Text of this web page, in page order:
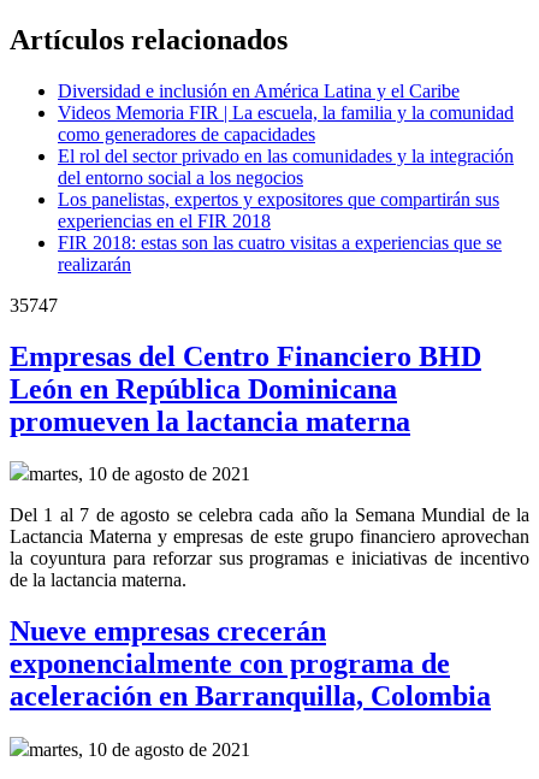
Artículos relacionados
Diversidad e inclusión en América Latina y el Caribe
Videos Memoria FIR | La escuela, la familia y la comunidad
como generadores de capacidades
El rol del sector privado en las comunidades y la integración
del entorno social a los negocios
Los panelistas, expertos y expositores que compartirán sus
experiencias en el FIR 2018
FIR 2018: estas son las cuatro visitas a experiencias que se
realizarán
35747
Empresas del Centro Financiero BHD
León en República Dominicana
promueven la lactancia materna
martes, 10 de agosto de 2021
Del 1 al 7 de agosto se celebra cada año la Semana Mundial de la
Lactancia Materna y empresas de este grupo financiero aprovechan
la coyuntura para reforzar sus programas e iniciativas de incentivo
de la lactancia materna.
Nueve empresas crecerán
exponencialmente con programa de
aceleración en Barranquilla, Colombia
martes, 10 de agosto de 2021